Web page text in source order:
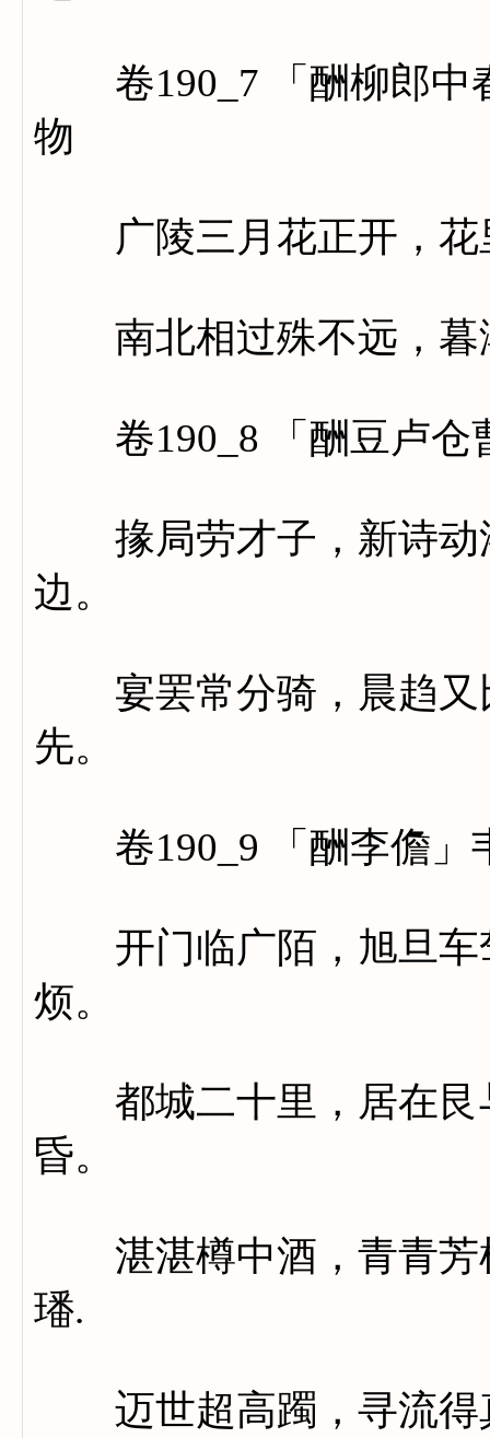
卷190_7 「酬柳郎中
物
广陵三月花正开，花
南北相过殊不远，暮
卷190_8 「酬豆卢仓
掾局劳才子，新诗动
边。
宴罢常分骑，晨趋又
先。
卷190_9 「酬李儋」
开门临广陌，旭旦车
烦。
都城二十里，居在艮
昏。
湛湛樽中酒，青青芳
璠.
迈世超高躅，寻流得